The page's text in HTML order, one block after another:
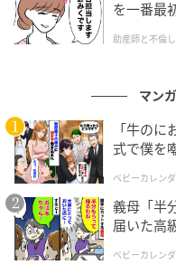
エキサイトニュース
を一番最
助産師と不倫
マン
「牛の
式で僕を
ベビーカレン
義母「半
届いた高
ベビーカレン